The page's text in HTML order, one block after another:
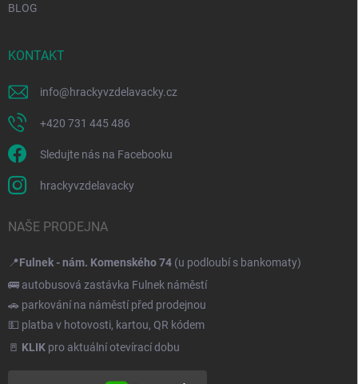
BLOG
KONTAKT
info@hrackyvzdelavacky.cz
+420 731 445 486
Sledujte nás na Facebooku
hrackyvzdelavacky
NAŠE PRODEJNA
📍Fulnek - nám. Komenského 74 (u podloubí s bankomaty)
🚌 autobusová zastávka Fulnek náměstí
🚗 parkování na náměstí před prodejnou
💵 platba v hotovosti, kartou, QR kódem
🚪 KLIK pro aktuální otevírací dobu